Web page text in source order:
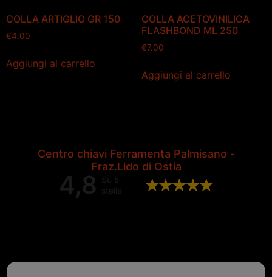
COLLA ARTIGLIO GR 150
€4.00
Aggiungi al carrello
COLLA ACETOVINILICA
FLASHBOND ML 250
€7.00
Aggiungi al carrello
Centro chiavi Ferramenta Palmisano -
Fraz.Lido di Ostia
4,8
Su 5
stelle